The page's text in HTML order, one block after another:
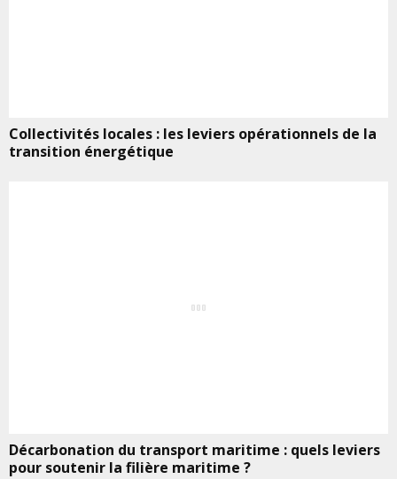
Collectivités locales : les leviers opérationnels de la
transition énergétique
Décarbonation du transport maritime : quels leviers
pour soutenir la filière maritime ?